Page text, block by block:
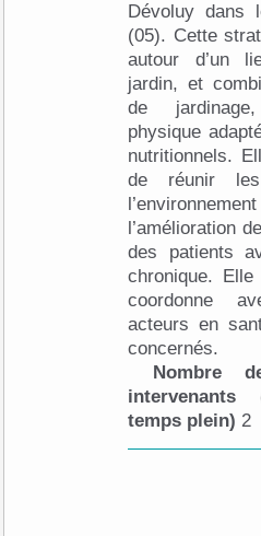
Dévoluy dans
(05). Cette
autour d’un
jardin, et
de
physique
nutritionnels.
de réunir
l’amélioration
des patients
chronique. Elle
coordonne
acteurs en
concernés.
Nombre
intervenants
temps plein) 2